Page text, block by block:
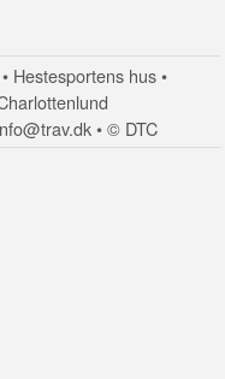
Hestesportens hus •
• © DTC